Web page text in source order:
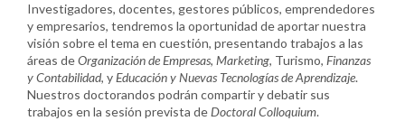
Investigadores, docentes, gestores públicos, emprendedores
y empresarios, tendremos la oportunidad de aportar nuestra
visión sobre el tema en cuestión, presentando trabajos a las
áreas deOrganización de Empresas, Marketing, Turismo, Finanzas
y Contabilidad, yEducación y Nuevas Tecnologías de Aprendizaje.
Nuestros doctorandos podrán compartir y debatir sus
trabajos en la sesión prevista deDoctoral Colloquium.